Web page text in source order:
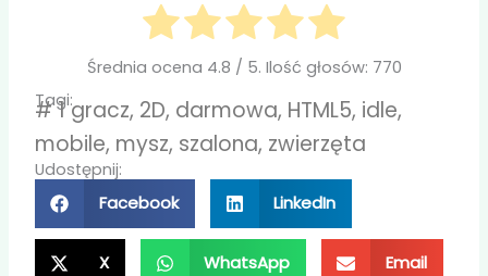
Średnia ocena 4.8 / 5. Ilość głosów: 770
Tagi:
#1 gracz, 2D, darmowa, HTML5, idle,
mobile, mysz, szalona, zwierzęta
Udostępnij:
Facebook LinkedIn
X WhatsApp Email